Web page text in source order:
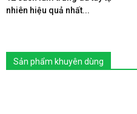
nhiên hiệu quả nhất...
Sản phẩm khuyên dùng